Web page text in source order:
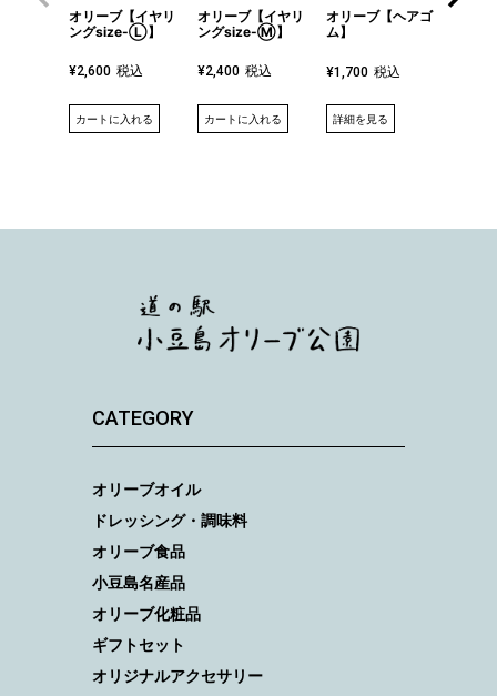
オリーブ【イヤリ
ングsize-Ⓛ】
¥2,600 税込
カートに入れる
オリーブ【イヤリ
ングsize-Ⓜ】
¥2,400 税込
カートに入れる
オリーブ【ヘアゴ
ム】
¥1,700 税込
詳細を見る
CATEGORY
オリーブオイル
ドレッシング・調味料
オリーブ食品
小豆島名産品
オリーブ化粧品
ギフトセット
オリジナルアクセサリー